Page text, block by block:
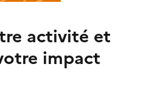
activité et
impact